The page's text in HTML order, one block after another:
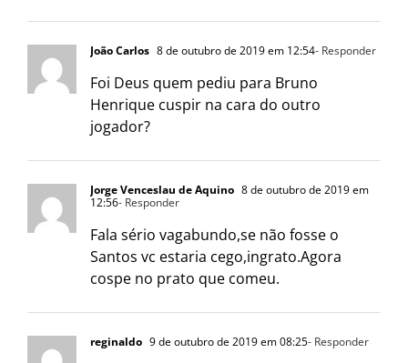
João Carlos 8 de outubro de 2019 em 12:54- Responder
Foi Deus quem pediu para Bruno
Henrique cuspir na cara do outro
jogador?
Jorge Venceslau de Aquino 8 de outubro de 2019 em
12:56- Responder
Fala sério vagabundo,se não fosse o
Santos vc estaria cego,ingrato.Agora
cospe no prato que comeu.
reginaldo 9 de outubro de 2019 em 08:25- Responder